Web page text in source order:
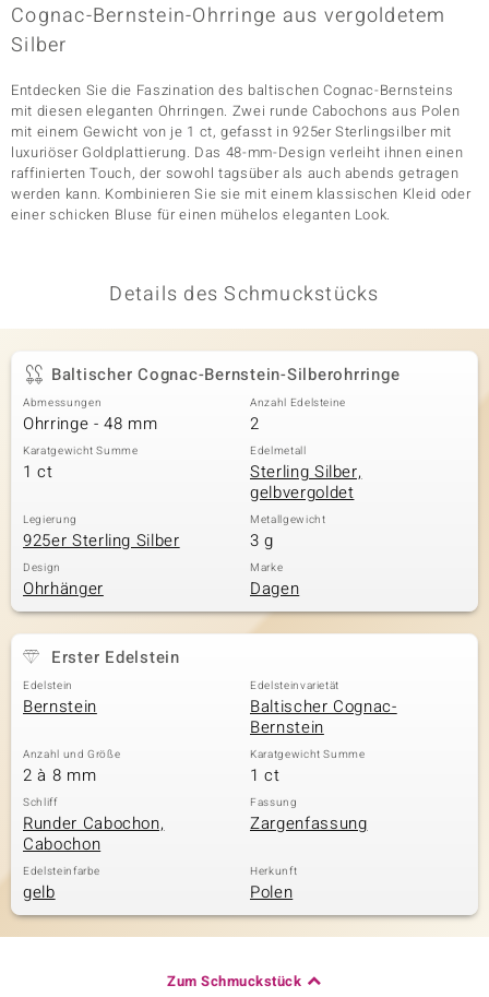
Classics
Cognac-Bernstein-Ohrringe aus vergoldetem
Silber
Entdecken Sie die Faszination des baltischen Cognac-Bernsteins
mit diesen eleganten Ohrringen. Zwei runde Cabochons aus Polen
mit einem Gewicht von je 1 ct, gefasst in 925er Sterlingsilber mit
luxuriöser Goldplattierung. Das 48-mm-Design verleiht ihnen einen
raffinierten Touch, der sowohl tagsüber als auch abends getragen
werden kann. Kombinieren Sie sie mit einem klassischen Kleid oder
einer schicken Bluse für einen mühelos eleganten Look.
Details des Schmuckstücks
Baltischer Cognac-Bernstein-Silberohrringe
Abmessungen
Ohrringe - 48 mm
Anzahl Edelsteine
2
Karatgewicht Summe
1 ct
Edelmetall
Sterling Silber,
gelbvergoldet
Legierung
925er Sterling Silber
Metallgewicht
3 g
Design
Ohrhänger
Marke
Dagen
Erster Edelstein
Edelstein
Bernstein
Edelsteinvarietät
Baltischer Cognac-
Bernstein
Anzahl und Größe
2 à 8 mm
Karatgewicht Summe
1 ct
Schliff
Runder Cabochon,
Cabochon
Fassung
Zargenfassung
Edelsteinfarbe
gelb
Herkunft
Polen
Zum Schmuckstück